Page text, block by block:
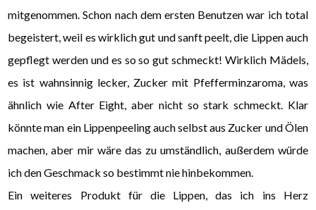
mitgenommen. Schon nach dem ersten Benutzen war ich total
begeistert, weil es wirklich gut und sanft peelt, die Lippen auch
gepflegt werden und es so so gut schmeckt! Wirklich Mädels,
es ist wahnsinnig lecker, Zucker mit Pfefferminzaroma, was
ähnlich wie After Eight, aber nicht so stark schmeckt. Klar
könnte man ein Lippenpeeling auch selbst aus Zucker und Ölen
machen, aber mir wäre das zu umständlich, außerdem würde
ich den Geschmack so bestimmt nie hinbekommen.
Ein weiteres Produkt für die Lippen, das ich ins Herz